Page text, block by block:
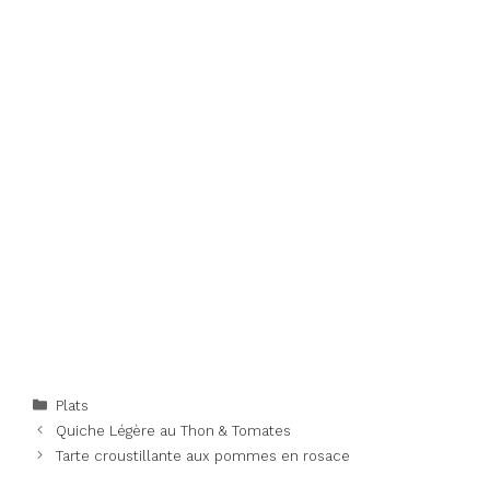
Categories
Plats
Quiche Légère au Thon & Tomates
Tarte croustillante aux pommes en rosace